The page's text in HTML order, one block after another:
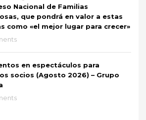
Nacional de Familias
que pondrá en valor a estas
como «el mejor lugar para crecer»
en espectáculos para
socios (Agosto 2026) – Grupo